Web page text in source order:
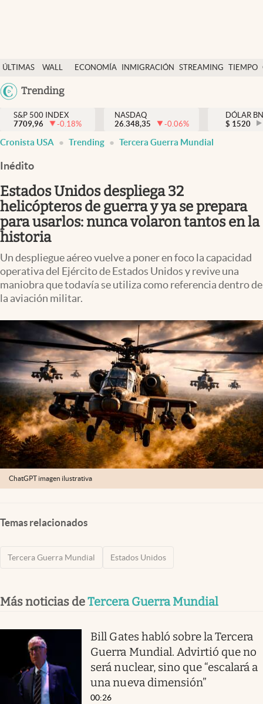
ÚLTIMAS
NOTICIAS
WALL
DÓLAR
ECONOMÍA INMIGRACIÓN STREAMING TIEMPO
México
Trending
Finanzas y economía
Wall Street y dólar
Inmigración
Espiritual
Streaming
Lifestyle
USA
S&P 500 INDEX
7709,96
-0.18%
NASDAQ
26.348,35
-0.06%
DÓLAR
$ 1520
Cronista USA Trending Tercera Guerra Mundial
Inédito
Estados Unidos despliega 32
helicópteros de guerra y ya se prepara
para usarlos: nunca volaron tantos en la
historia
Un despliegue aéreo vuelve a poner en foco la capacidad
operativa del Ejército de Estados Unidos y revive una
maniobra que todavía se utiliza como referencia dentro de
la aviación militar.
ChatGPT imagen ilustrativa
Temas relacionados
Tercera Guerra Mundial Estados Unidos
Más noticias deTercera Guerra Mundial
Bill Gates habló sobre la Tercera
Guerra Mundial. Advirtió que no
será nuclear, sino que “escalará a
una nueva dimensión”
00:26